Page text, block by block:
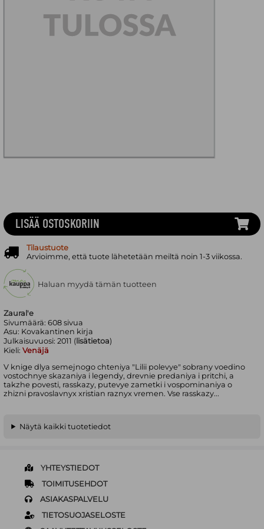
Zaural'e
Sivumäärä:608 sivua
Asu: Kovakantinen kirja
Julkaisuvuosi:2011 ( lisätietoa)
Kieli:Venäjä
V knige dlya semejnogo chteniya "Lilii polevye" sobrany voedino
vostochnye skazaniya i legendy, drevnie predaniya i pritchi, a
takzhe povesti, rasskazy, putevye zametki i vospominaniya o
zhizni pravoslavnyx xristian raznyx vremen. Vse rasskazy...
LISÄÄ OSTOSKORIIN
Tilaustuote
Arvioimme, että tuote lähetetään meiltä noin 1-3 viikossa.
Haluan myydä tämän tuotteen
Näytä kaikki tuotetiedot
YHTEYSTIEDOT
TOIMITUSEHDOT
ASIAKASPALVELU
TIETOSUOJASELOSTE